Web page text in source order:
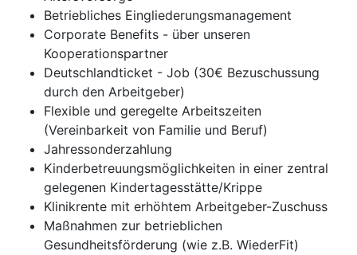
Betriebliches Eingliederungsmanagement
Corporate Benefits - über unseren
Kooperationspartner
Deutschlandticket - Job (30€ Bezuschussung
durch den Arbeitgeber)
Flexible und geregelte Arbeitszeiten
(Vereinbarkeit von Familie und Beruf)
Jahressonderzahlung
Kinderbetreuungsmöglichkeiten in einer zentral
gelegenen Kindertagesstätte/Krippe
Klinikrente mit erhöhtem Arbeitgeber-Zuschuss
Maßnahmen zur betrieblichen
Gesundheitsförderung (wie z.B. WiederFit)